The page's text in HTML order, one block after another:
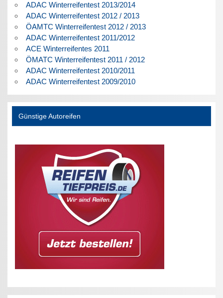
ADAC Winterreifentest 2013/2014
ADAC Winterreifentest 2012 / 2013
ÖAMTC Winterreifentest 2012 / 2013
ADAC Winterreifentest 2011/2012
ACE Winterreifentes 2011
ÖMATC Winterreifentest 2011 / 2012
ADAC Winterreifentest 2010/2011
ADAC Winterreifentest 2009/2010
Günstige Autoreifen